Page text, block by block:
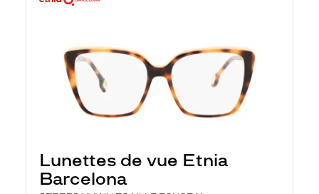
Lunettes de vue Etnia
Barcelona